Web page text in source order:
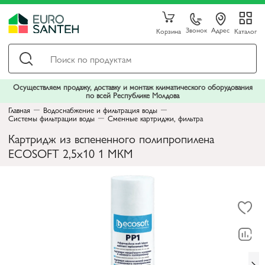
Корзина Звонок Адрес Каталог
Осуществляем продажу, доставку и монтаж климатического оборудования
по всей Республике Молдова
Главная
Водоснабжение и фильтрация воды
Системы фильтрации воды Сменные картриджи, фильтра
Картридж из вспененного полипропилена
ECOSOFT 2,5x10 1 МКМ